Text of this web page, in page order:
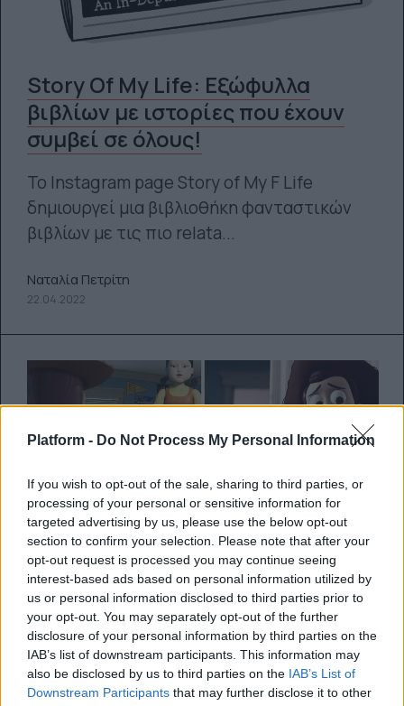
Platform - Do Not Process My Personal Information
If you wish to opt-out of the sale, sharing to third parties, or
processing of your personal or sensitive information for
targeted advertising by us, please use the below opt-out
section to confirm your selection. Please note that after your
opt-out request is processed you may continue seeing
interest-based ads based on personal information utilized by
us or personal information disclosed to third parties prior to
your opt-out. You may separately opt-out of the further
disclosure of your personal information by third parties on the
IAB’s list of downstream participants. This information may
also be disclosed by us to third parties on the IAB’s List of
Downstream Participants that may further disclose it to other
Story Of My Life: Εξώφυλλα
βιβλίων με ιστορίες που έχουν
συμβεί σε όλους!
Το Instagram page Story of My F Life
δημιουργεί μια βιβλιοθήκη φανταστικών
βιβλίων με τις πιο relata...
Ναταλία Πετρίτη
22.04.2022
Ένας digital artist συνδυάζει
χαρακτήρες από δημοφιλείς
ταινίες και σειρές και το
αποτέλεσμα είναι ξεκαρδιστικό